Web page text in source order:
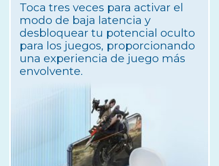
Toca tres veces para activar el
modo de baja latencia y
desbloquear tu potencial oculto
para los juegos, proporcionando
una experiencia de juego más
envolvente.